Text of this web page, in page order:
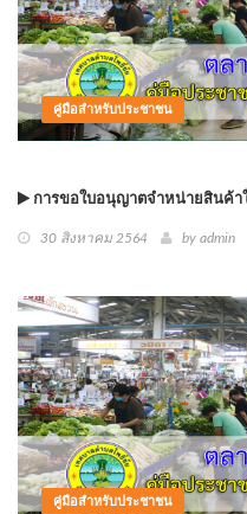
คู่มือสำหรับประชาชน
การขอใบอนุญาตจำหน่ายสินค้า
30 สิงหาคม 2564 by admin
คู่มือสำหรับประชาชน